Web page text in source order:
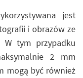
jest
i obrazów ze
W tym przypadku
2 mm
mogą być również